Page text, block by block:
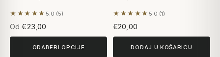
★★★★★ 5.0 (5)
Na temelju 5 recenzija
Od €23,00
ODABERI OPCIJE
★★★★★ 5.0 (1)
Na temelju 1 recenzije
€20,00
DODAJ U KOŠARICU